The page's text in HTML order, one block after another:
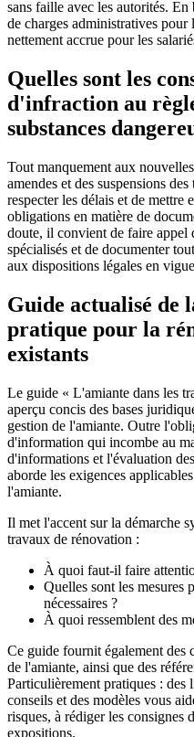
sans faille avec les autorités.
de charges administratives pour
nettement accrue pour les
Quelles sont les
d'infraction au
substances
Tout manquement aux
amendes et des suspensions
respecter les délais et de
obligations en matière de
doute, il convient de faire appel
spécialisés et de documenter
aux dispositions légales en
Guide actualisé de
pratique pour la
existants
Le guide « L'amiante dans les
aperçu concis des bases
gestion de l'amiante. Outre
d'information qui incombe au
d'informations et l'évaluation
aborde les exigences
l'amiante.
Il met l'accent sur la démarche
travaux de rénovation :
À quoi faut-il faire
Quelles sont les mesures
nécessaires ?
À quoi ressemblent des
Ce guide fournit également
de l'amiante, ainsi que des
Particulièrement pratiques : des
conseils et des modèles vous
risques, à rédiger les consignes
expositions.